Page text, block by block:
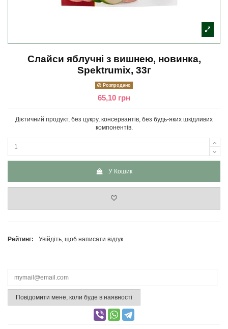
Слайси яблучні з вишнею, новинка,
Spektrumix, 33г
Розпродано
65,10 грн
Дієтичний продукт, без цукру, консервантів, без будь-яких шкідливих
компонентів.
У Кошик
Рейтинг: Увійдіть, щоб написати відгук
Повідомити мене, коли буде в наявності